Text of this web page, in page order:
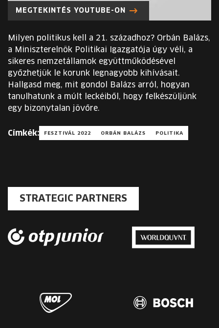
JEGYEK
KOSÁR
language:
EN
MEGTEKINTÉS YOUTUBE-ON
Milyen politikus kell a 21. századhoz? Orbán Balázs,
a Miniszterelnök Politikai Igazgatója úgy véli, a
sikeres nemzetállamok együttműködésével
győzhetjük le korunk legnagyobb kihívásait.
Hallgasd meg, mit gondol Balázs arról, hogyan
tanulhatunk a múlt leckéiből, hogy felkészüljünk
egy bizonytalan jövőre.
Címkék: FESZTIVÁL 2022 ORBÁN BALÁZS POLITIKA
STRATEGIC PARTNERS